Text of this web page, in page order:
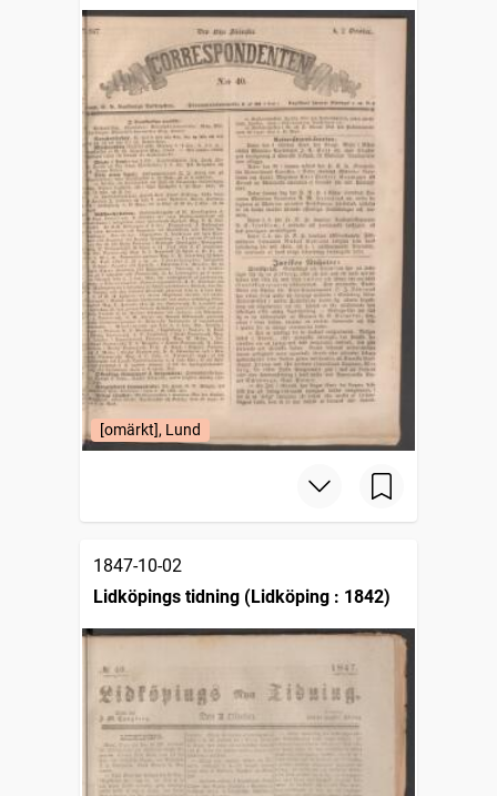
[omärkt], Lund
1847-10-02
Lidköpings tidning (Lidköping : 1842)